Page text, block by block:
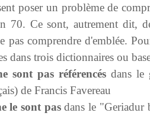
poser un problème de
70. Ce sont, autrement dit,
pas comprendre d'emblée.
dans trois dictionnaires ou
sont pas référencés dans le
de Francis Favereau
le sont pasdans le "Geriadur